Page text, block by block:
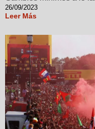
26/09/2023
Leer Más